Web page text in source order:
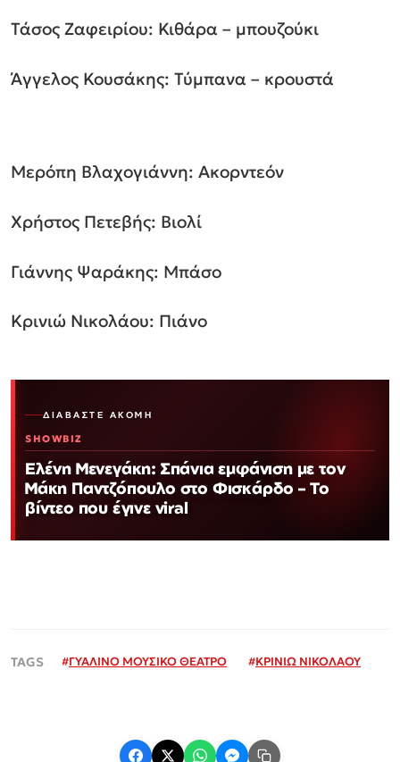
Τάσος Ζαφειρίου: Κιθάρα – μπουζούκι
Άγγελος Κουσάκης: Τύμπανα – κρουστά
Μερόπη Βλαχογιάννη: Ακορντεόν
Χρήστος Πετεβής: Βιολί
Γιάννης Ψαράκης: Μπάσο
Κρινιώ Νικολάου: Πιάνο
ΔΙΑΒΆΣΤΕ ΑΚΌΜΗ
SHOWBIZ
Ελένη Μενεγάκη: Σπάνια εμφάνιση με τον
Μάκη Παντζόπουλο στο Φισκάρδο – Το
βίντεο που έγινε viral
#ΓΥΑΛΙΝΟ ΜΟΥΣΙΚΟ ΘΕΑΤΡΟ #ΚΡΙΝΙΩ ΝΙΚΟΛΑΟΥ